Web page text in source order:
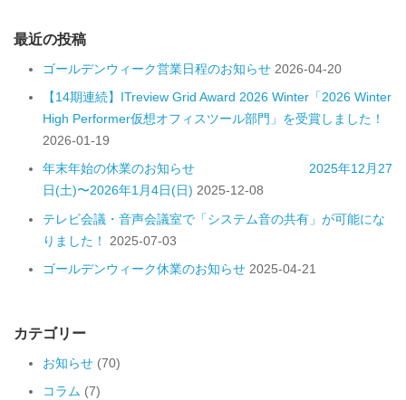
最近の投稿
ゴールデンウィーク営業日程のお知らせ 2026-04-20
【14期連続】ITreview Grid Award 2026 Winter「2026 Winter
High Performer仮想オフィスツール部門」を受賞しました！
2026-01-19
年末年始の休業のお知らせ 2025年12月27
日(土)〜2026年1月4日(日) 2025-12-08
テレビ会議・音声会議室で「システム音の共有」が可能にな
りました！
2025-07-03
ゴールデンウィーク休業のお知らせ 2025-04-21
カテゴリー
お知らせ (70)
コラム (7)